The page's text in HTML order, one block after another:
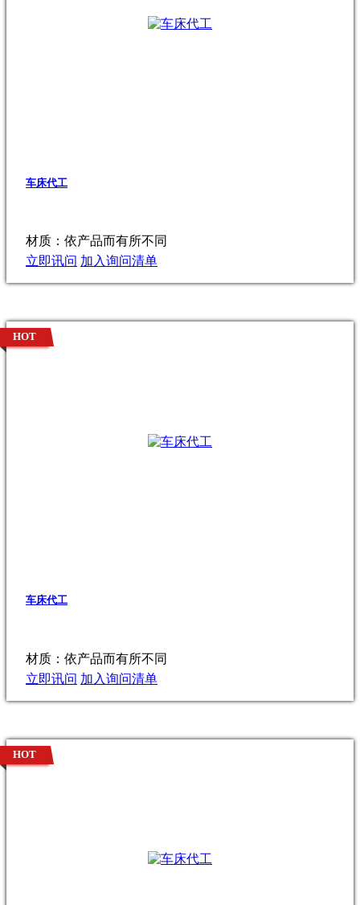
车床代工
材质：依产品而有所不同
立即讯问 加入询问清单
车床代工
材质：依产品而有所不同
立即讯问 加入询问清单
HOT
HOT